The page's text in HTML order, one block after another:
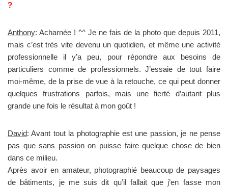
?
Anthony: Acharnée ! ^^ Je ne fais de la photo que depuis 2011,
mais c’est très vite devenu un quotidien, et même une activité
professionnelle il y’a peu, pour répondre aux besoins de
particuliers comme de professionnels. J’essaie de tout faire
moi-même, de la prise de vue à la retouche, ce qui peut donner
quelques frustrations parfois, mais une fierté d’autant plus
grande une fois le résultat à mon goût !
David: Avant tout la photographie est une passion, je ne pense
pas que sans passion on puisse faire quelque chose de bien
dans ce milieu.
Après avoir en amateur, photographié beaucoup de paysages
de bâtiments, je me suis dit qu’il fallait que j’en fasse mon